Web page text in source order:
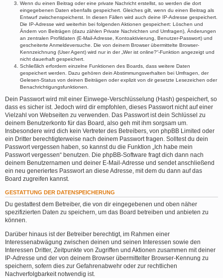
Wenn du einen Beitrag oder eine private Nachricht erstellst, so werden die dort
eingegebenen Daten ebenfalls gespeichert. Gleiches gilt, wenn du einen Beitrag als
Entwurf zwischenspeicherst. In diesen Fällen wird auch deine IP-Adresse gespeichert.
Die IP-Adresse wird weiterhin bei folgenden Aktionen gespeichert: Löschen und
Ändern von Beiträgen (dazu zählen Private Nachrichten und Umfragen), Änderungen
an zentralen Profildaten (E-Mail-Adresse, Kontoaktivierung, Benutzer-Passwort) und
gescheiterte Anmeldeversuche. Die von deinem Browser übermittelte Browser-
Kennzeichnung (User Agent) wird nur in der „Wer ist online?“-Funktion angezeigt und
nicht dauerhaft gespeichert.
Schließlich erfordern einzelne Funktionen des Boards, dass weitere Daten
gespeichert werden. Dazu gehören dein Abstimmungsverhalten bei Umfragen, der
Gelesen-Status von deinen Beiträgen oder explizit von dir gesetzte Lesezeichen oder
Benachrichtigungsfunktionen.
Dein Passwort wird mit einer Einwege-Verschlüsselung (Hash) gespeichert, so
dass es sicher ist. Jedoch wird dir empfohlen, dieses Passwort nicht auf einer
Vielzahl von Webseiten zu verwenden. Das Passwort ist dein Schlüssel zu
deinem Benutzerkonto für das Board, also geh mit ihm sorgsam um.
Insbesondere wird dich kein Vertreter des Betreibers, von phpBB Limited oder
ein Dritter berechtigterweise nach deinem Passwort fragen. Solltest du dein
Passwort vergessen haben, so kannst du die Funktion „Ich habe mein
Passwort vergessen“ benutzen. Die phpBB-Software fragt dich dann nach
deinem Benutzernamen und deiner E-Mail-Adresse und sendet anschließend
ein neu generiertes Passwort an diese Adresse, mit dem du dann auf das
Board zugreifen kannst.
GESTATTUNG DER DATENSPEICHERUNG
Du gestattest dem Betreiber, die von dir eingegebenen und oben näher
spezifizierten Daten zu speichern, um das Board betreiben und anbieten zu
können.
Darüber hinaus ist der Betreiber berechtigt, im Rahmen einer
Interessenabwägung zwischen deinen und seinen Interessen sowie den
Interessen Dritter, Zeitpunkte von Zugriffen und Aktionen zusammen mit deiner
IP-Adresse und der von deinem Browser übermittelter Browser-Kennung zu
speichern, sofern dies zur Gefahrenabwehr oder zur rechtlichen
Nachverfolgbarkeit notwendig ist.